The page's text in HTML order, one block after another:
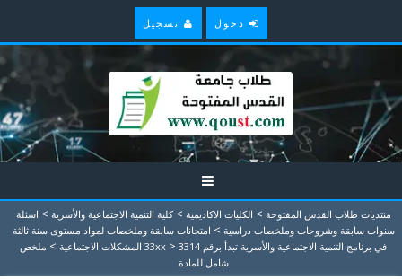
دخول تسجيل
منتديات طلاب القدس المفتوحة > الكليات الاكاديمية > كلية التنمية الاجتماعية والأسرية > اسئلة
سنوات سابقة وشروحات وملخصات دراسية > امتحانات سابقة وملخصات لمواد مستوى سنة ثالثة
في برنامج التنمية الاجتماعية والأسرية تبدأ برقم 33xx
> 3314 المشكلات الاجتماعية > ملخص
شامل للمادة